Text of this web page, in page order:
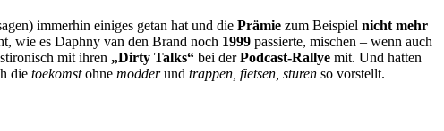
immerhin einiges getan hat und die Prämie zum Beispiel nicht mehr
wie es Daphny van den Brand noch 1999 passierte, mischen – wenn auch
mit ihren „Dirty Talks“ bei derPodcast-Rallye mit. Und hatten
die toekomstohne modderund trappen, fietsen, sturen so vorstellt.